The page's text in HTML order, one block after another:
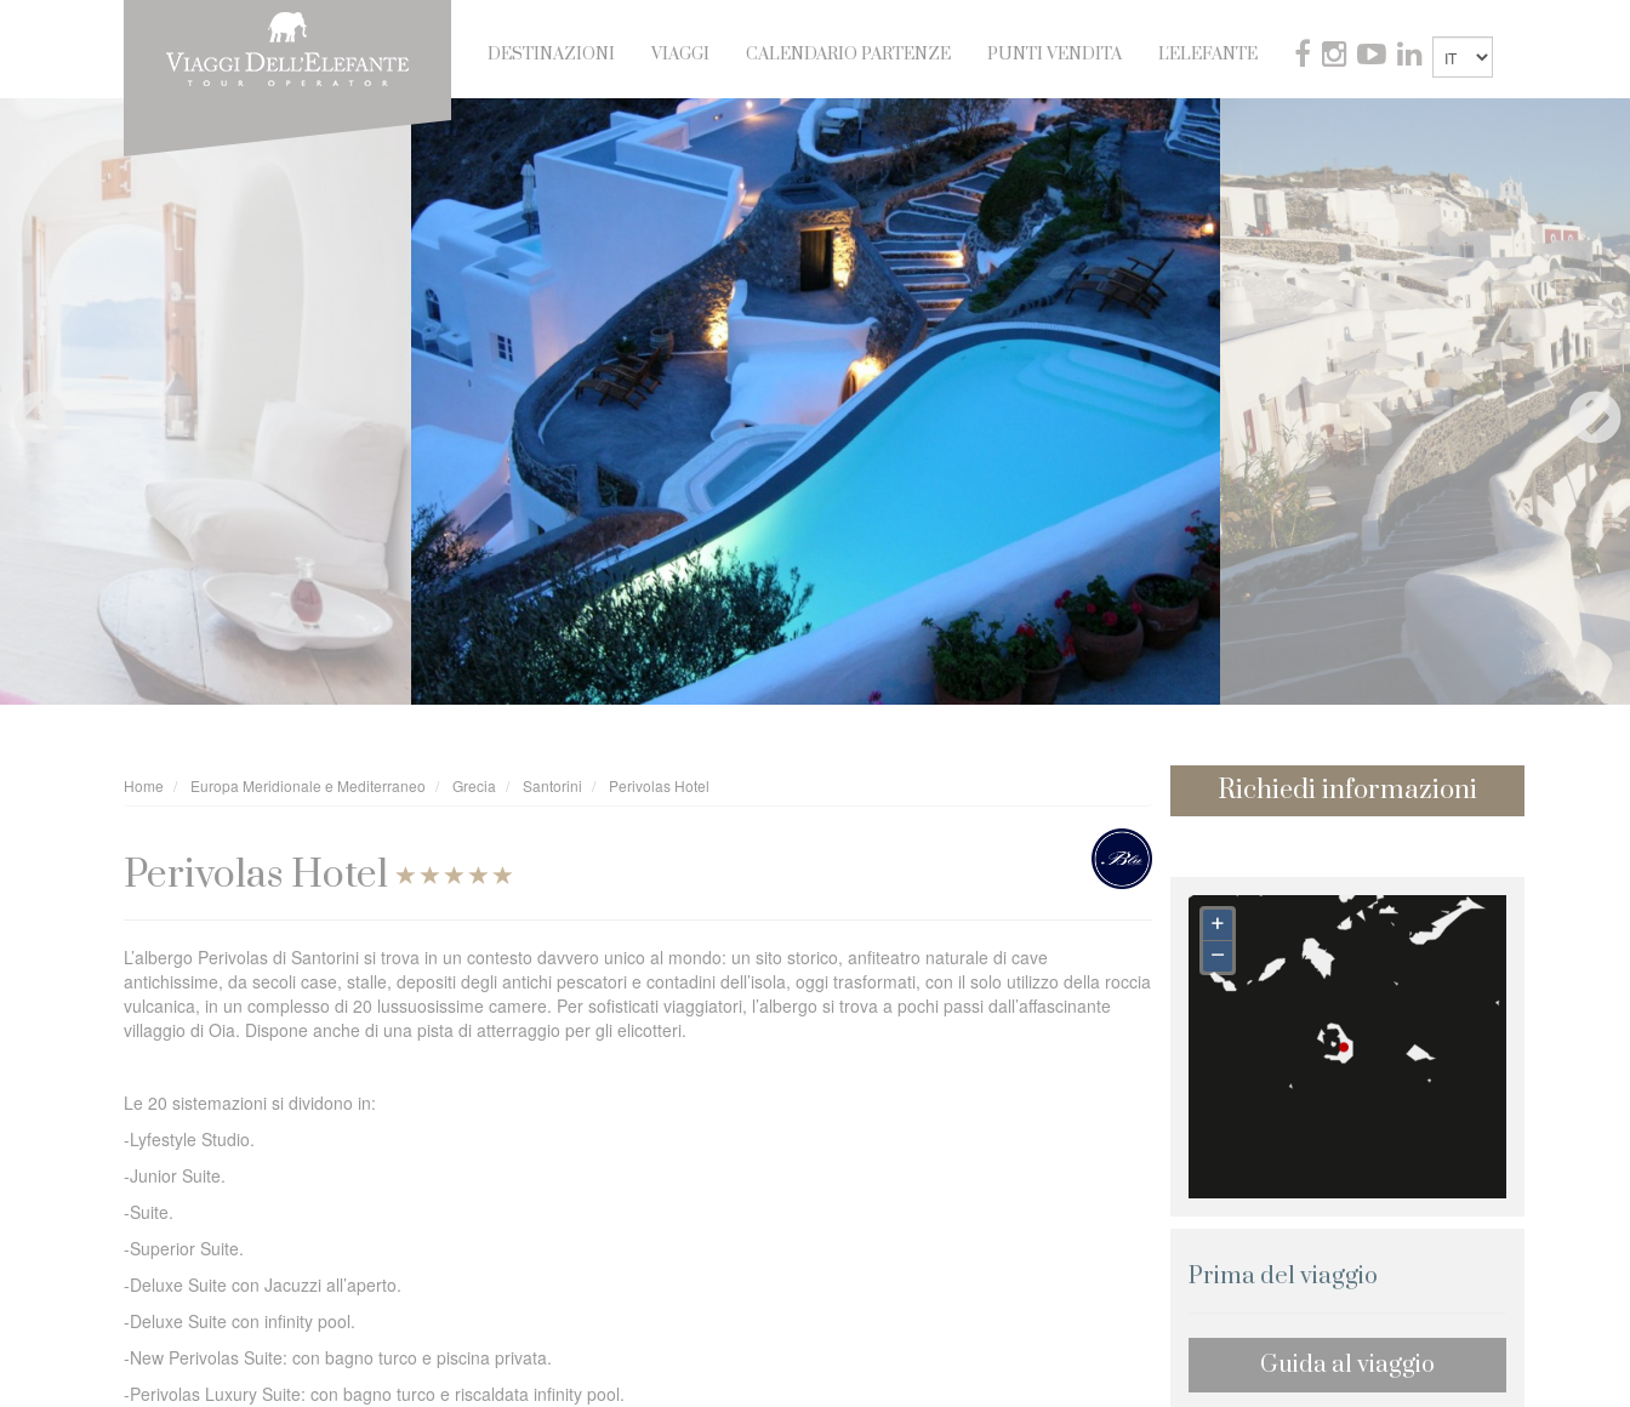
DESTINAZIONI VIAGGI CALENDARIO PARTENZE PUNTI VENDITA L'ELEFANTE
Home Europa Meridionale e Mediterraneo Grecia Santorini Perivolas Hotel
Perivolas Hotel
L’albergo Perivolas di Santorini si trova in un contesto davvero unico al mondo: un sito storico, anfiteatro naturale di cave
antichissime, da secoli case, stalle, depositi degli antichi pescatori e contadini dell’isola, oggi trasformati, con il solo utilizzo della roccia
vulcanica, in un complesso di 20 lussuosissime camere. Per sofisticati viaggiatori, l’albergo si trova a pochi passi dall’affascinante
villaggio di Oia. Dispone anche di una pista di atterraggio per gli elicotteri.
Le 20 sistemazioni si dividono in:
-Lyfestyle Studio.
-Junior Suite.
-Suite.
-Superior Suite.
-Deluxe Suite con Jacuzzi all’aperto.
-Deluxe Suite con infinity pool.
-New Perivolas Suite: con bagno turco e piscina privata.
-Perivolas Luxury Suite: con bagno turco e riscaldata infinity pool.
Richiedi informazioni
+
–
Prima del viaggio
Guida al viaggio